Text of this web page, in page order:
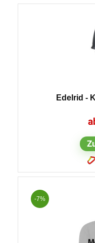
Edelrid -
-7%